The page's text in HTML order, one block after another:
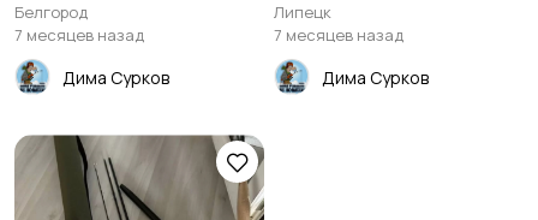
Белгород
7 месяцев назад
Дима Сурков
Липецк
7 месяцев назад
Дима Сурков